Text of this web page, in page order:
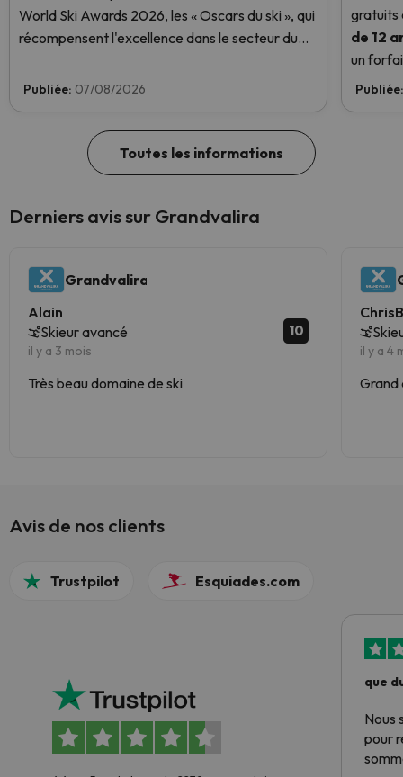
World Ski Awards 2026, les « Oscars du ski », qui
récompensent l'excellence dans le secteur du
atteindre la première place !
Publiée: 07/08/2026
gratuits
de 12
un
de ski
Toutes les informations
Derniers avis sur Grandvalira
Grandvalira
Alain
Skieur avancé
il y a 3 mois
10
Très beau domaine de ski
il y a 4
Grand
Avis de nos clients
Trustpilot Esquiades.com
que
Nous
pour